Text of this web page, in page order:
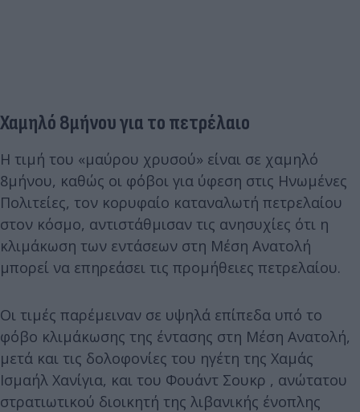
Χαμηλό 8μήνου για το πετρέλαιο
Η τιμή του «μαύρου χρυσού» είναι σε χαμηλό
8μήνου, καθώς οι φόβοι για ύφεση στις Ηνωμένες
Πολιτείες, τον κορυφαίο καταναλωτή πετρελαίου
στον κόσμο, αντιστάθμισαν τις ανησυχίες ότι η
κλιμάκωση των εντάσεων στη Μέση Ανατολή
μπορεί να επηρεάσει τις προμήθειες πετρελαίου.
Οι τιμές παρέμειναν σε υψηλά επίπεδα υπό το
φόβο κλιμάκωσης της έντασης στη Μέση Ανατολή,
μετά και τις δολοφονίες του ηγέτη της Χαμάς
Ισμαήλ Χανίγια, και του Φουάντ Σουκρ , ανώτατου
στρατιωτικού διοικητή της λιβανικής ένοπλης